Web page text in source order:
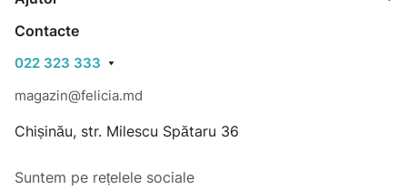
Contacte
022 323 333
magazin@felicia.md
Chișinău, str. Milescu Spătaru 36
Suntem pe rețelele sociale